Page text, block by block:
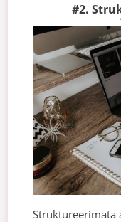
#2.
Struktureerimata